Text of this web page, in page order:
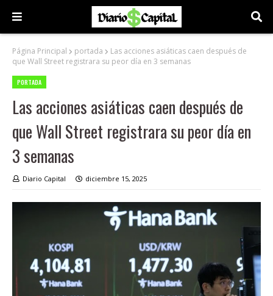
Página Principal portada
Las acciones asiáticas caen después de
que Wall Street registrara su peor día en 3 semanas
PORTADA
Las acciones asiáticas caen después de
que Wall Street registrara su peor día en
3 semanas
Diario Capital diciembre 15, 2025